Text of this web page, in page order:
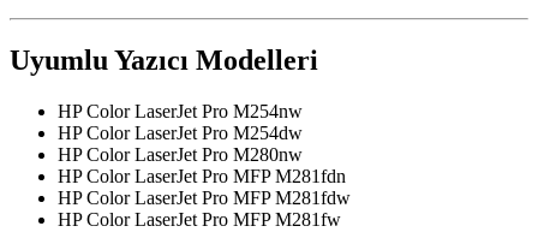
Uyumlu Yazıcı Modelleri
HP Color LaserJet Pro M254nw
HP Color LaserJet Pro M254dw
HP Color LaserJet Pro M280nw
HP Color LaserJet Pro MFP M281fdn
HP Color LaserJet Pro MFP M281fdw
HP Color LaserJet Pro MFP M281fw